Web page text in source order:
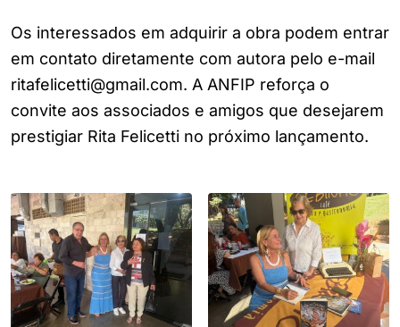
Os interessados em adquirir a obra podem entrar
em contato diretamente com autora pelo e-mail
ritafelicetti@gmail.com. A ANFIP reforça o
convite aos associados e amigos que desejarem
prestigiar Rita Felicetti no próximo lançamento.